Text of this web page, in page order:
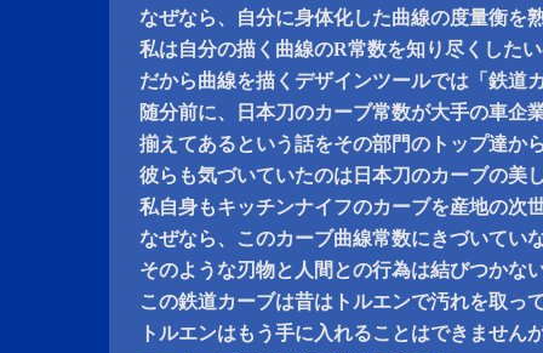
なぜなら、自分に身体化した曲線の度量衡を
私は自分の描く曲線のR常数を知り尽くした
だから曲線を描くデザインツールでは「鉄道
随分前に、日本刀のカーブ常数が大手の車企
揃えてあるという話をその部門のトップ達か
彼らも気づいていたのは日本刀のカーブの美
私自身もキッチンナイフのカーブを産地の次
なぜなら、このカーブ曲線常数にきづいてい
そのような刃物と人間との行為は結びつかな
この鉄道カーブは昔はトルエンで汚れを取っ
トルエンはもう手に入れることはできません